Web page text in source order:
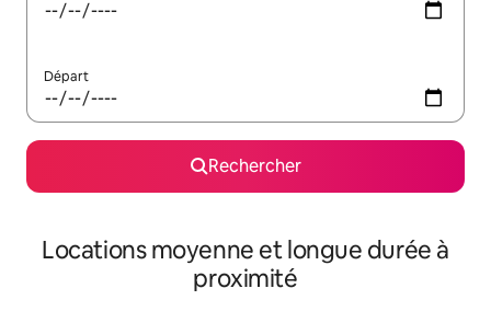
Départ
Rechercher
Locations moyenne et longue durée à
proximité